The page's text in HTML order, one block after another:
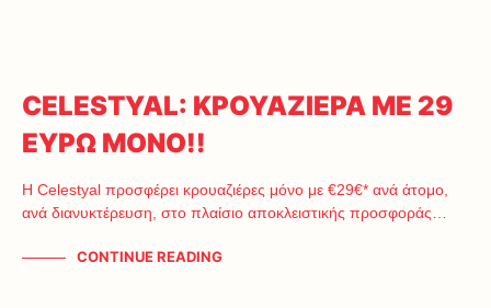
CELESTYAL: ΚΡΟΥΑΖΙΕΡΑ ΜΕ 29
ΕΥΡΩ ΜΟΝΟ!!
Η Celestyal προσφέρει κρουαζιέρες μόνο με €29€* ανά άτομο,
ανά διανυκτέρευση, στο πλαίσιο αποκλειστικής προσφοράς…
CONTINUE READING